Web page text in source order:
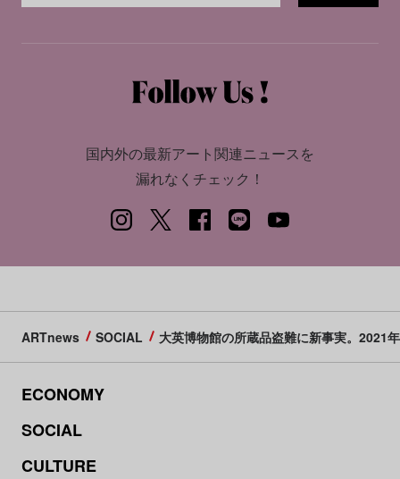
国内外の最新アート関連ニュースを
漏れなくチェック！
ARTnews SOCIAL 大英博物館の所蔵品盗難に新事実。2021
ECONOMY
SOCIAL
CULTURE